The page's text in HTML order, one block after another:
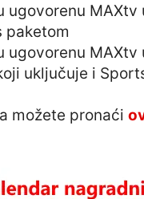
ugovorenu MAXtv
paketom
ugovorenu MAXtv
uključuje i
možete pronaći